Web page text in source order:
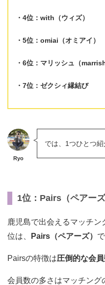
4位：with（ウィズ）
5位：omiai（オミアイ）
6位：マリッシュ（marrish
7位：ゼクシィ縁結び
Ryo
では、1つひとつ紹
1位：Pairs（ペアーズ
鹿児島で出会えるマッチ
位は、
Pairs（ペアーズ）
Pairsの特徴は圧倒的な会
会員数の多さはマッチング